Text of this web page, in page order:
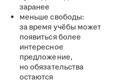
заранее
меньше свободы:
за время учёбы может
появиться более
интересное
предложение,
но обязательства
остаются